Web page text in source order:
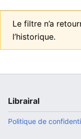
Le filtre n’a
l’historique.
Librairal
Politique de